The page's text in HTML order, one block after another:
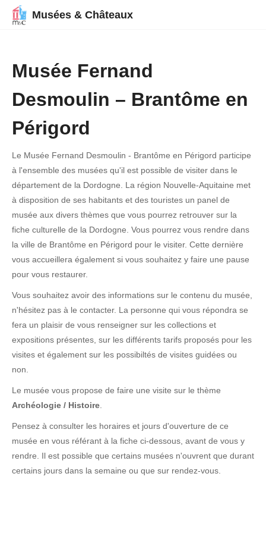
Musées & Châteaux
Musée Fernand
Desmoulin – Brantôme en
Périgord
Le Musée Fernand Desmoulin - Brantôme en Périgord participe
à l'ensemble des musées qu'il est possible de visiter dans le
département de la Dordogne. La région Nouvelle-Aquitaine met
à disposition de ses habitants et des touristes un panel de
musée aux divers thèmes que vous pourrez retrouver sur la
fiche culturelle de la Dordogne. Vous pourrez vous rendre dans
la ville de Brantôme en Périgord pour le visiter. Cette dernière
vous accueillera également si vous souhaitez y faire une pause
pour vous restaurer.
Vous souhaitez avoir des informations sur le contenu du musée,
n'hésitez pas à le contacter. La personne qui vous répondra se
fera un plaisir de vous renseigner sur les collections et
expositions présentes, sur les différents tarifs proposés pour les
visites et également sur les possibiltés de visites guidées ou
non.
Le musée vous propose de faire une visite sur le thème
Archéologie / Histoire
Pensez à consulter les horaires et jours d'ouverture de ce
musée en vous référant à la fiche ci-dessous, avant de vous y
rendre. Il est possible que certains musées n'ouvrent que durant
certains jours dans la semaine ou que sur rendez-vous.